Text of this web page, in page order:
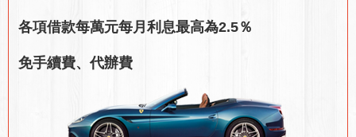
各項借款每萬元每月利息最高為2.5％
免手續費、代辦費